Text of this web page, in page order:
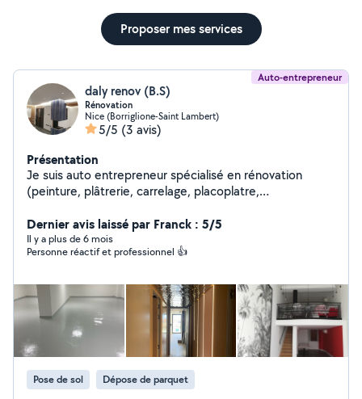
Proposer mes services
Auto-entrepreneur
daly renov (B.S)
Rénovation
Nice (Borriglione-Saint Lambert)
5/5 (3 avis)
Présentation
Je suis auto entrepreneur spécialisé en rénovation
(peinture, plâtrerie, carrelage, placoplatre,
travaux avec soin et professionnalisme .
Dernier avis laissé par Franck : 5/5
Il y a plus de 6 mois
Personne réactif et professionnel 👍
Pose de sol Dépose de parquet